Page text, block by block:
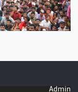
Admin